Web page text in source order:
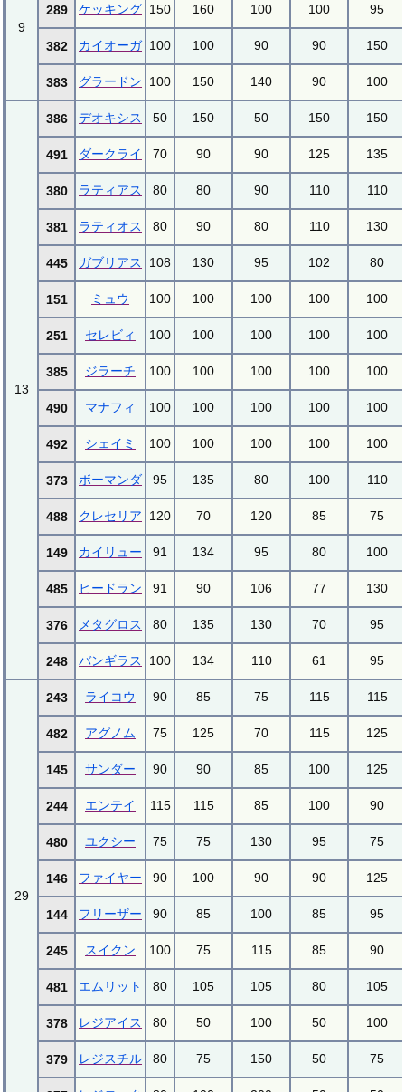
9
289 ケッキング 150 160 100 100 95
382 カイオーガ 100 100 90 90 150
383 グラードン 100 150 140 90 100
13
386 デオキシス 50 150 50 150 150
491 ダークライ 70 90 90 125 135
380 ラティアス 80 80 90 110 110
381 ラティオス 80 90 80 110 130
445 ガブリアス 108 130 95 102 80
151 ミュウ 100 100 100 100 100
251 セレビィ 100 100 100 100 100
385 ジラーチ 100 100 100 100 100
490 マナフィ 100 100 100 100 100
492 シェイミ 100 100 100 100 100
373 ボーマンダ 95 135 80 100 110
488 クレセリア 120 70 120 85 75
149 カイリュー 91 134 95 80 100
485 ヒードラン 91 90 106 77 130
376 メタグロス 80 135 130 70 95
248 バンギラス 100 134 110 61 95
29
243 ライコウ 90 85 75 115 115
482 アグノム 75 125 70 115 125
145 サンダー 90 90 85 100 125
244 エンテイ 115 115 85 100 90
480 ユクシー 75 75 130 95 75
146 ファイヤー 90 100 90 90 125
144 フリーザー 90 85 100 85 95
245 スイクン 100 75 115 85 90
481 エムリット 80 105 105 80 105
378 レジアイス 80 50 100 50 100
379 レジスチル 80 75 150 50 75